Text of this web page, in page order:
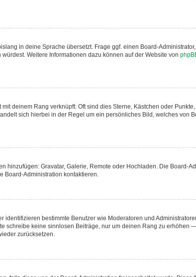
in deine Sprache übersetzt. Frage ggf. einen Board-
Weitere Informationen dazu können auf der Website von
deinem Rang verknüpft: Oft sind dies Sterne, Kästchen oder
sich hierbei in der Regel um ein persönliches Bild, welches von
hinzufügen: Gravatar, Galerie, Remote oder Hochladen. Die Board-
Board-Administration kontaktieren.
bestimmte Benutzer wie Moderatoren und
schreibe keine sinnlosen Beiträge, nur um deinen Rang zu erhöhen
zurücksetzen.